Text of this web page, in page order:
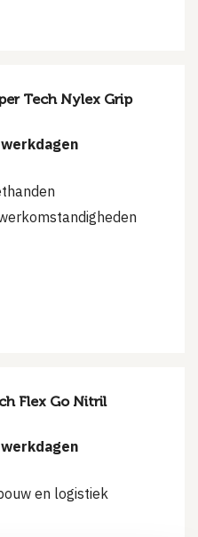
Tech Nylex Grip
Flex Go Nitril
en logistiek